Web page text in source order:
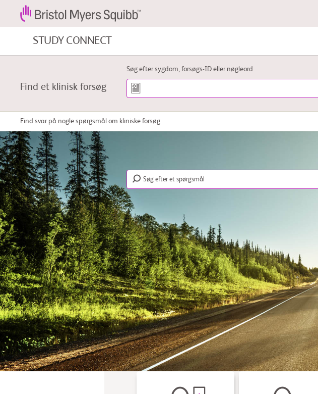
STUDY CONNECT
Blodkræft og blodsygdomme
Fibrose
Kræft i
Find et klinisk forsøg
Søg efter sygdom, forsøgs-ID eller nøgleord
Find svar på nogle spørgsmål om kliniske forsøg